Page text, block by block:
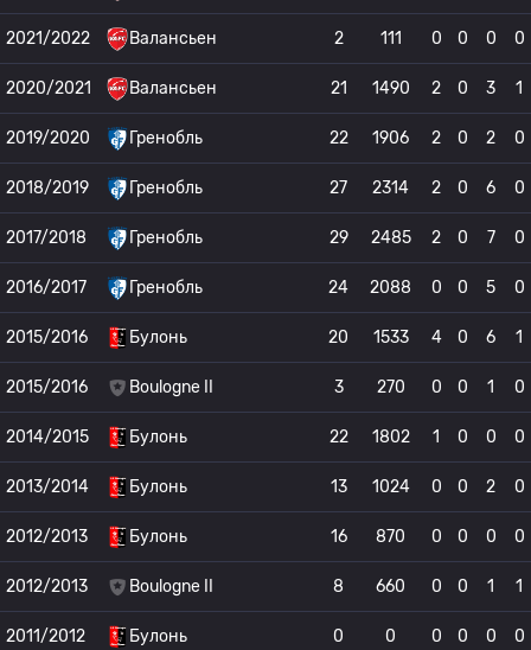
2021/2022 Валансьен 2 111 0 0 0 0
2020/2021 Валансьен 21 1490 2 0 3 1
2019/2020 Гренобль 22 1906 2 0 2 0
2018/2019 Гренобль 27 2314 2 0 6 0
2017/2018 Гренобль 29 2485 2 0 7 0
2016/2017 Гренобль 24 2088 0 0 5 0
2015/2016 Булонь 20 1533 4 0 6 1
2015/2016 Boulogne II 3 270 0 0 1 0
2014/2015 Булонь 22 1802 1 0 0 0
2013/2014 Булонь 13 1024 0 0 2 0
2012/2013 Булонь 16 870 0 0 0 0
2012/2013 Boulogne II 8 660 0 0 1 1
2011/2012 Булонь 0 0 0 0 0 0